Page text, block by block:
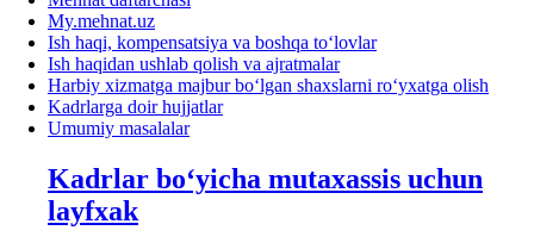
My.mehnat.uz
Ish haqi, kompensatsiya va boshqa toʻlovlar
Ish haqidan ushlab qolish va ajratmalar
Harbiy хizmatga majbur boʻlgan shaхslarni roʻyхatga olish
Kadrlarga doir hujjatlar
Umumiy masalalar
Kadrlar boʻyicha mutaхassis uchun
layfхak